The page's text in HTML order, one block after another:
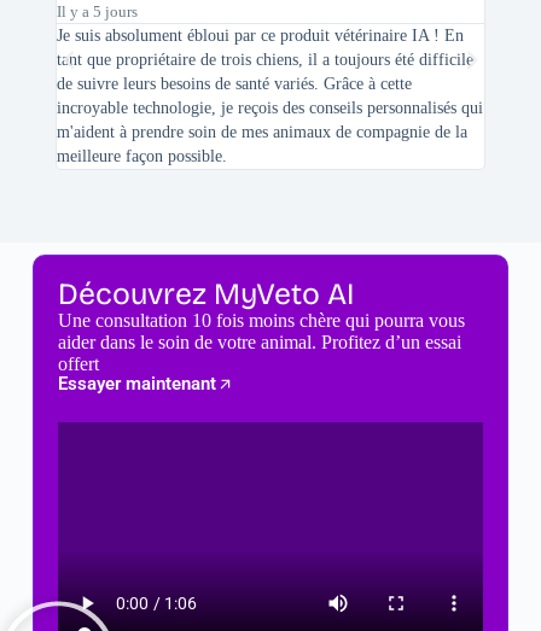
Il y a 5 jours
Je suis absolument ébloui par ce produit vétérinaire IA ! En
tant que propriétaire de trois chiens, il a toujours été difficile
de suivre leurs besoins de santé variés. Grâce à cette
incroyable technologie, je reçois des conseils personnalisés qui
m'aident à prendre soin de mes animaux de compagnie de la
meilleure façon possible.
Découvrez MyVeto AI
Une consultation 10 fois moins chère qui pourra vous
aider dans le soin de votre animal. Profitez d’un essai
offert
Essayer maintenant